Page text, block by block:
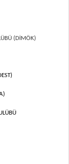
(DİMÖK)